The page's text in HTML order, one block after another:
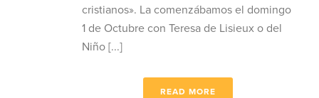
cristianos». La comenzábamos el domingo
1 de Octubre con Teresa de Lisieux o del
Niño [...]
READ MORE